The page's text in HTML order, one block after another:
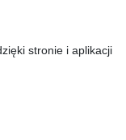
stronie i aplikacji